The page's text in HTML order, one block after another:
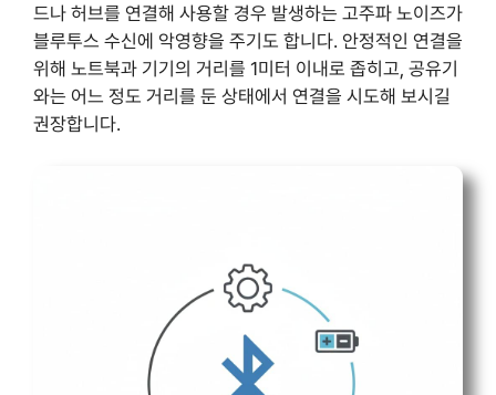
드나 허브를 연결해 사용할 경우 발생하는 고주파 노이즈가
블루투스 수신에 악영향을 주기도 합니다. 안정적인 연결을
위해 노트북과 기기의 거리를 1미터 이내로 좁히고, 공유기
와는 어느 정도 거리를 둔 상태에서 연결을 시도해 보시길
권장합니다.